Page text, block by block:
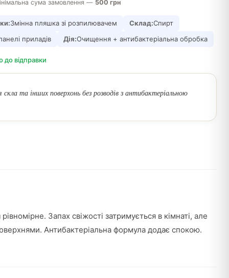
сума замовлення — 500 грн
Змінна пляшка зі розпилювачем Склад:Спирт
приладів Дія:Очищення + антибактеріальна обробка
до відправки
та інших поверхонь без розводів з антибактеріальною
Запах свіжості затримується в кімнаті, але
Антибактеріальна формула додає спокою.